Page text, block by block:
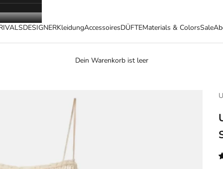
DESIGNERKleidungAccessoiresDÜFTEMaterials & ColorsSale
Dein Warenkorb ist leer